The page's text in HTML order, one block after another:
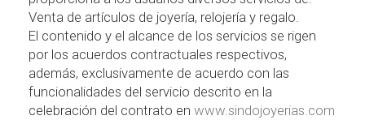
Venta de artículos de joyería, relojería y regalo.
El contenido y el alcance de los servicios se rigen
por los acuerdos contractuales respectivos,
además, exclusivamente de acuerdo con las
funcionalidades del servicio descrito en la
celebración del contrato en www.sindojoyerias.com